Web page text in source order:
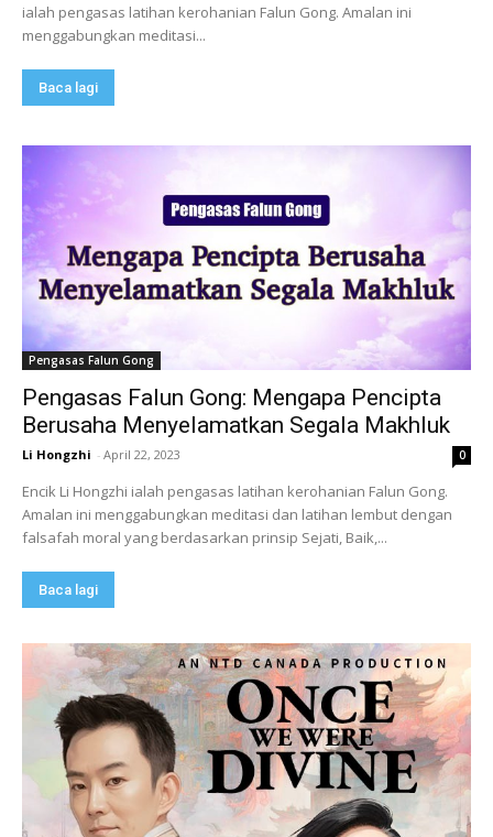
ialah pengasas latihan kerohanian Falun Gong. Amalan ini
menggabungkan meditasi...
Baca lagi
Pengasas Falun Gong
Pengasas Falun Gong: Mengapa Pencipta
Berusaha Menyelamatkan Segala Makhluk
Li Hongzhi - April 22, 2023 0
Encik Li Hongzhi ialah pengasas latihan kerohanian Falun Gong.
Amalan ini menggabungkan meditasi dan latihan lembut dengan
falsafah moral yang berdasarkan prinsip Sejati, Baik,...
Baca lagi